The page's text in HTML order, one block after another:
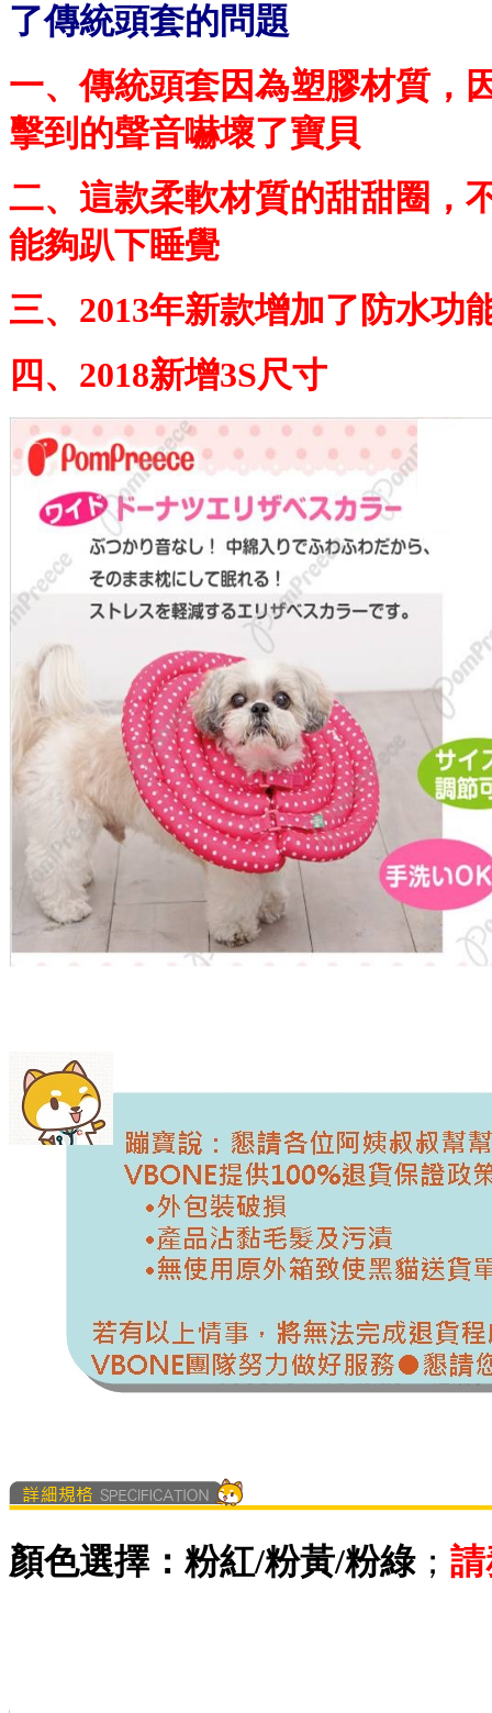
了傳統頭套的問題
一、傳統頭套因為塑膠材質，
擊到的聲音嚇壞了寶貝
二、這款柔軟材質的甜甜圈，
能夠趴下睡覺
三、2013年新款增加了防水功
四、2018新增3S尺寸
顏色選擇：粉紅/粉黃/粉綠；